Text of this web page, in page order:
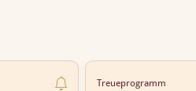
Treueprogramm